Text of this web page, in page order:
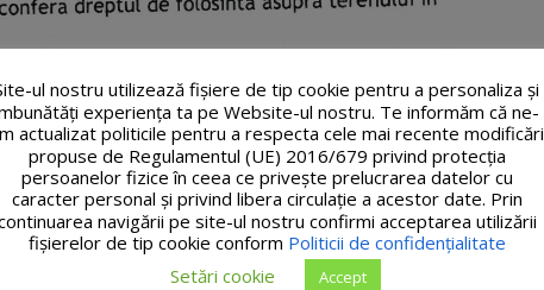
ul nostru utilizează fişiere de tip cookie pentru a personaliza și
experiența ta pe Website-ul nostru. Te informăm că ne-
actualizat politicile pentru a respecta cele mai recente modificări
propuse de Regulamentul (UE) 2016/679 privind protecția
persoanelor fizice în ceea ce privește prelucrarea datelor cu
caracter personal și privind libera circulație a acestor date. Prin
navigării pe site-ul nostru confirmi acceptarea utilizării
fişierelor de tip cookie conform Politicii de confidențialitate
Setări cookie
Accept